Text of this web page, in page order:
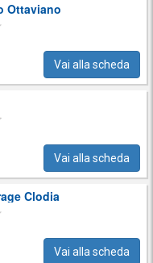
Ottaviano
Vai alla scheda
Vai alla scheda
Clodia
Vai alla scheda